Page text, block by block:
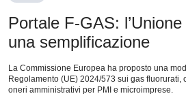
Portale F-GAS:
una semplificazione
La Commissione Europea ha proposto una
Regolamento (UE) 2024/573 sui gas fluorurati,
oneri amministrativi per PMI e microimprese.